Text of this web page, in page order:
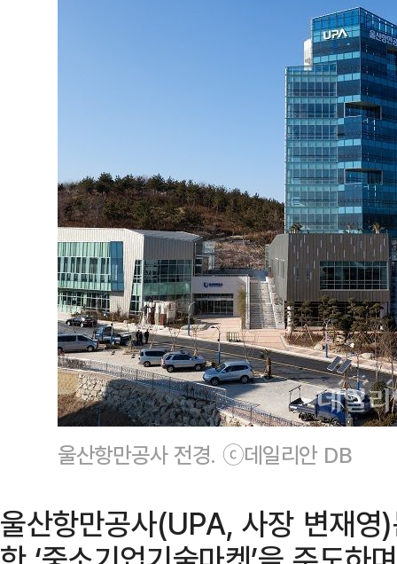
울산항만공사 전경. ⓒ데일리안 DB
울산항만공사(UPA, 사장 변재영